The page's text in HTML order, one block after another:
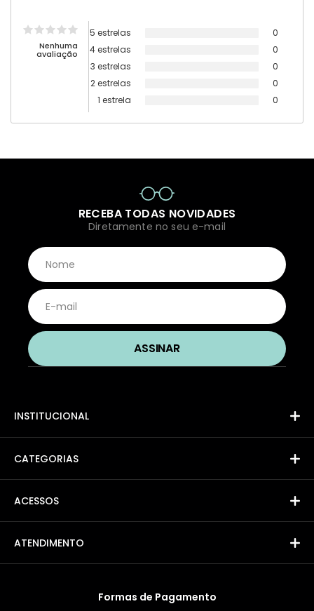
Nenhuma
avaliação
5 estrelas
0
4 estrelas
0
3 estrelas
0
2 estrelas
0
1 estrela
0
RECEBA TODAS NOVIDADES
Diretamente no seu e-mail
INSTITUCIONAL
CATEGORIAS
ACESSOS
ATENDIMENTO
Formas de Pagamento